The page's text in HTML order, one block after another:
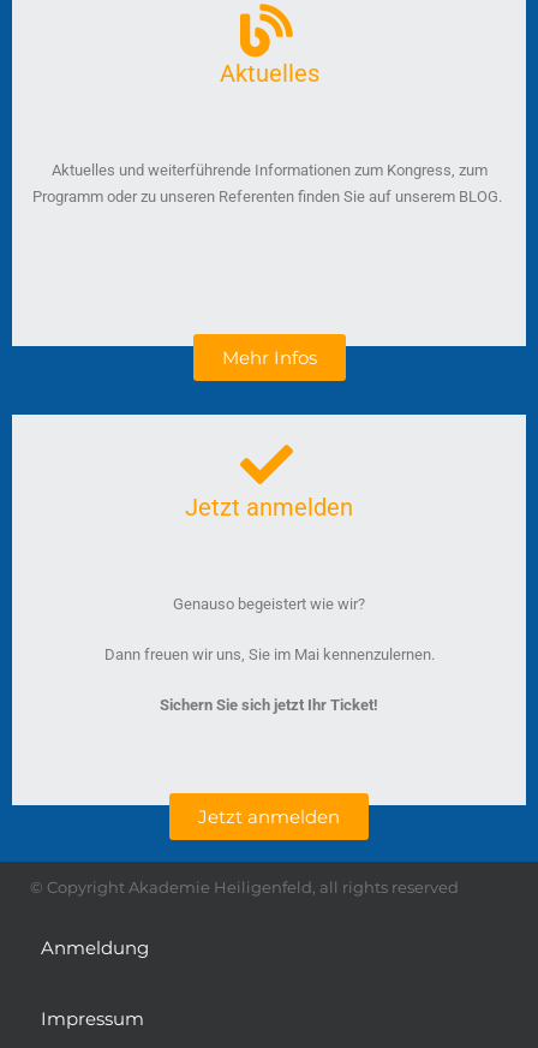
Aktuelles
Aktuelles und weiterführende Informationen zum Kongress, zum
Programm oder zu unseren Referenten finden Sie auf unserem BLOG.
Mehr Infos
Jetzt anmelden
Genauso begeistert wie wir?
Dann freuen wir uns, Sie im Mai kennenzulernen.
Sichern Sie sich jetzt Ihr Ticket!
Jetzt anmelden
© Copyright Akademie Heiligenfeld, all rights reserved
Anmeldung
Impressum